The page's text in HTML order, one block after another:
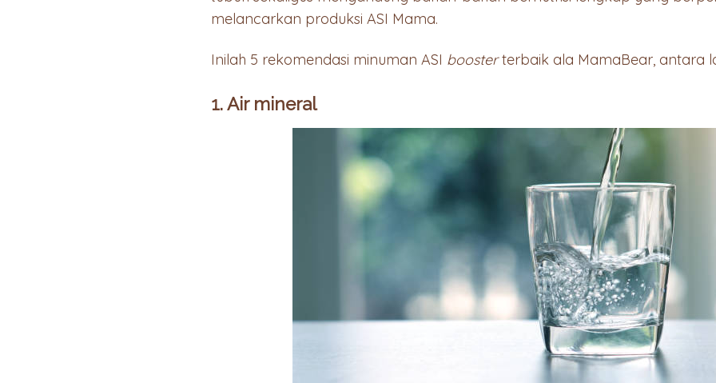
melancarkan produksi ASI Mama.
Inilah 5 rekomendasi minuman ASI boosterterbaik ala MamaBear, antara
1. Air mineral